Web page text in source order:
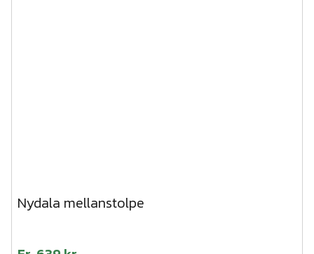
Nydala mellanstolpe